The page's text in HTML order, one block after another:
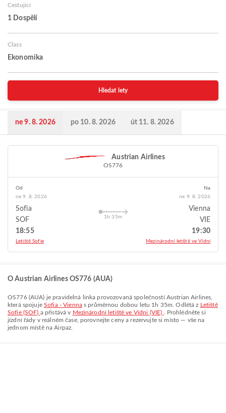
Cestující
1 Dospělí
Class
Ekonomika
Hledat lety
ne 9. 8. 2026 po 10. 8. 2026 út 11. 8. 2026
Austrian Airlines
OS776
Od
ne 9. 8. 2026
Sofia
SOF
18:55
Letiště Sofie
1h 35m
Na
ne 9. 8. 2026
Vienna
VIE
19:30
Mezinárodní letiště ve Vídni
O Austrian Airlines OS776 (AUA)
OS776(AUA) je pravidelná linka provozovaná společností Austrian Airlines
která spojuje Sofia - Viennas průměrnou dobou letu 1h 35m . Odlétá z Letiště
Sofie (SOF) a přistává v Mezinárodní letiště ve Vídni (VIE)
. Prohlédněte si
jízdní řády v reálném čase, porovnejte ceny a rezervujte si místo — vše na
jednom místě na Airpaz.